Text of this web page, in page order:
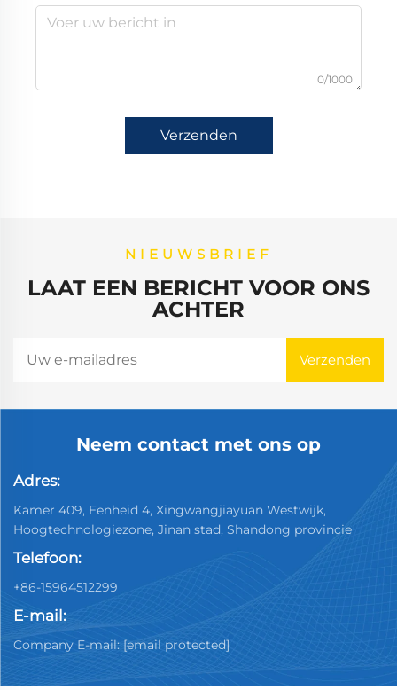
0/1000
Verzenden
NIEUWSBRIEF
LAAT EEN BERICHT VOOR ONS
ACHTER
Neem contact met ons op
Adres:
Kamer 409, Eenheid 4, Xingwangjiayuan Westwijk,
Hoogtechnologiezone, Jinan stad, Shandong provincie
Telefoon:
+86-15964512299
E-mail:
Company E-mail: [email protected]